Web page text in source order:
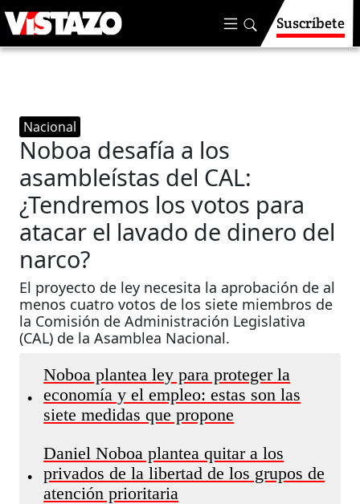
Suscríbete
Nacional
Noboa desafía a los
asambleístas del CAL:
¿Tendremos los votos para
atacar el lavado de dinero del
narco?
El proyecto de ley necesita la aprobación de al
menos cuatro votos de los siete miembros de
la Comisión de Administración Legislativa
(CAL) de la Asamblea Nacional.
•
Noboa plantea ley para proteger la
economía y el empleo: estas son las
siete medidas que propone
•
Daniel Noboa plantea quitar a los
privados de la libertad de los grupos de
atención prioritaria